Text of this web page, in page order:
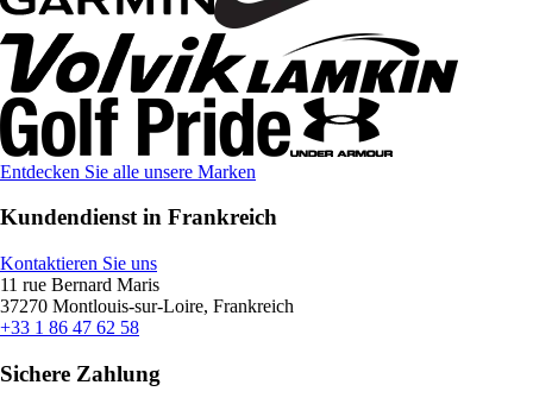
Entdecken Sie alle unsere Marken
Kundendienst in Frankreich
Kontaktieren Sie uns
11 rue Bernard Maris
37270 Montlouis-sur-Loire, Frankreich
+33 1 86 47 62 58
Sichere Zahlung